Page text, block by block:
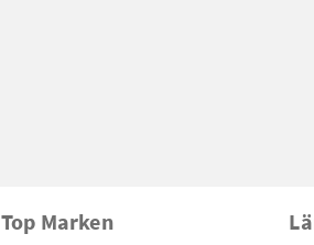
Top Marken